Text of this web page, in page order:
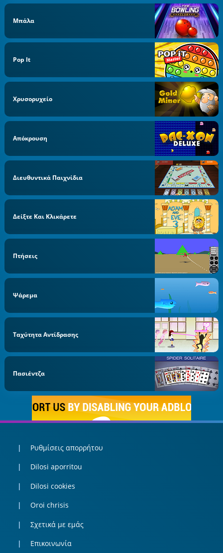
Μπάλα
Pop It
Χρυσορυχείο
Απόκρουση
Διευθυντικά Παιχνίδια
Δείξτε Και Κλικάρετε
Πτήσεις
Ψάρεμα
Ταχύτητα Αντίδρασης
Πασιέντζα
Ρυθμίσεις απορρήτου
Dilosi aporritou
Dilosi cookies
Oroi chrisis
Σχετικά με εμάς
Επικοινωνία